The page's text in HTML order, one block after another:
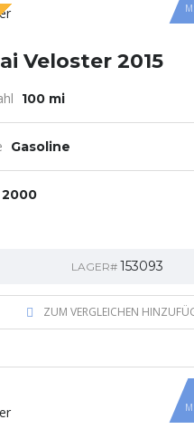
Veloster 2015
100 mi
Gasoline
2000
LAGER# 153093
ZUM VERGLEICHEN